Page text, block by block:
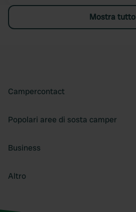
Mostra tutto
Campercontact
Popolari aree di sosta camper
Business
Altro